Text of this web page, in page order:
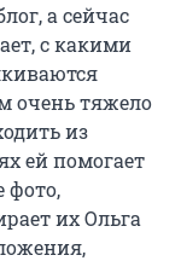
а сейчас
с какими
очень тяжело
из
ей помогает
фото,
их Ольга